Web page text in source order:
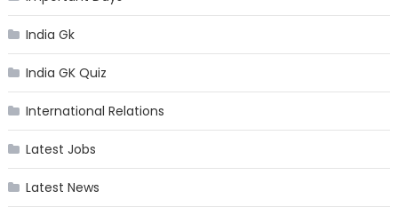
India Gk
India GK Quiz
International Relations
Latest Jobs
Latest News